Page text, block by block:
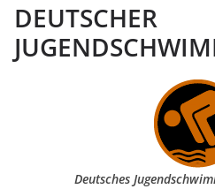
DEUTSCHER
Deutsches